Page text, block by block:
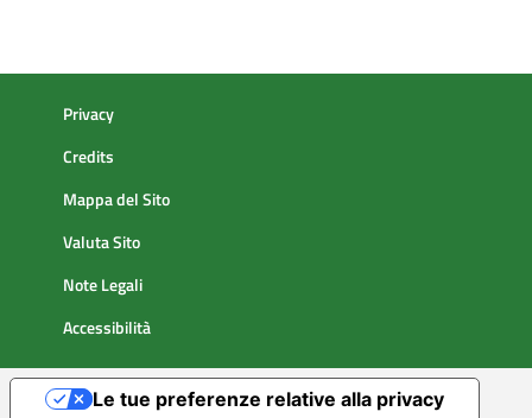
Privacy
Credits
Mappa del Sito
Valuta Sito
Note Legali
Accessibilità
Le tue preferenze relative alla privacy